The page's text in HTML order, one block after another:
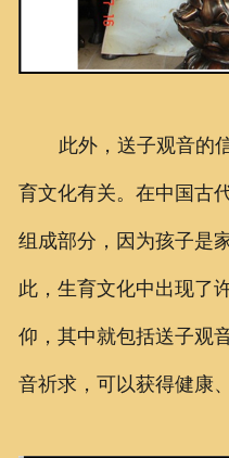
此外，送子观音的
育文化有关。在中国古
组成部分，因为孩子是
此，生育文化中出现了
仰，其中就包括送子观
音祈求，可以获得健康